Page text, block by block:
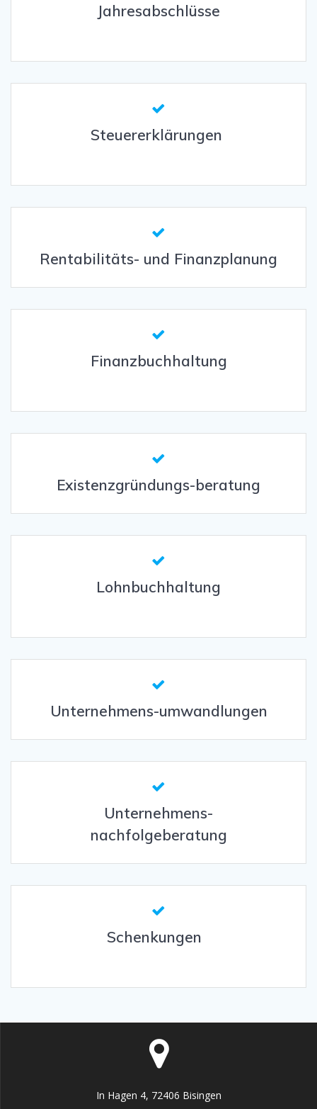
Jahresabschlüsse
Steuererklärungen
Rentabilitäts- und Finanzplanung
Finanzbuchhaltung
Existenzgründungs-beratung
Lohnbuchhaltung
Unternehmens-umwandlungen
Unternehmens-
nachfolgeberatung
Schenkungen
In Hagen 4, 72406 Bisingen